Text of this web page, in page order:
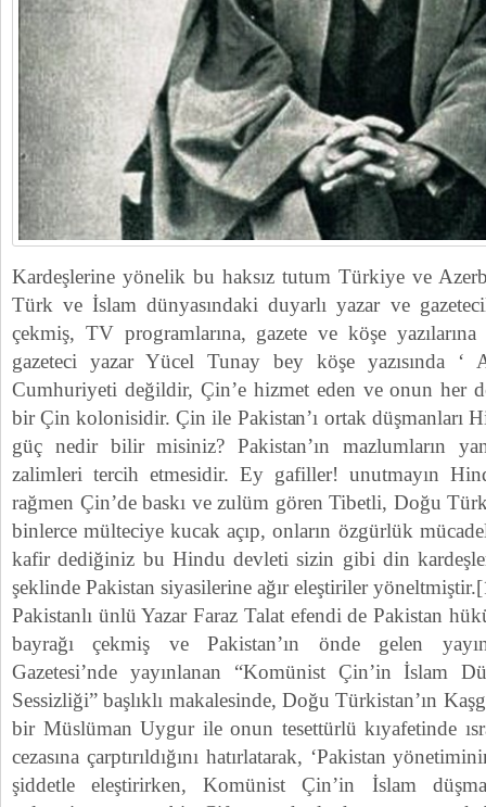
Kardeşlerine yönelik bu haksız tutum Türkiye ve
Türk ve İslam dünyasındaki duyarlı yazar ve
çekmiş, TV programlarına, gazete ve köşe yazılarına
gazeteci yazar Yücel Tunay bey köşe yazısında ‘
Cumhuriyeti değildir, Çin’e hizmet eden ve onun her
bir Çin kolonisidir. Çin ile Pakistan’ı ortak düşmanları
güç nedir bilir misiniz? Pakistan’ın mazlumların
zalimleri tercih etmesidir. Ey gafiller! unutmayın
rağmen Çin’de baskı ve zulüm gören Tibetli, Doğu
binlerce mülteciye kucak açıp, onların özgürlük
kafir dediğiniz bu Hindu devleti sizin gibi din
şeklinde Pakistan siyasilerine ağır eleştiriler
Pakistanlı ünlü Yazar Faraz Talat efendi de Pakistan
bayrağı çekmiş ve Pakistan’ın önde gelen
Gazetesi’nde yayınlanan “Komünist Çin’in İslam
Sessizliği” başlıklı makalesinde, Doğu Türkistan’ın
bir Müslüman Uygur ile onun tesettürlü kıyafetinde
cezasına çarptırıldığını hatırlatarak, ‘Pakistan
şiddetle eleştirirken, Komünist Çin’in İslam